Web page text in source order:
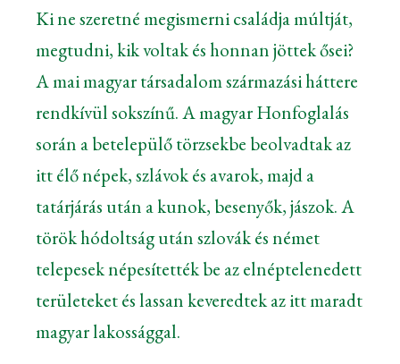
Ki ne szeretné megismerni családja múltját,
megtudni, kik voltak és honnan jöttek ősei?
A mai magyar társadalom származási háttere
rendkívül sokszínű. A magyar Honfoglalás
során a betelepülő törzsekbe beolvadtak az
itt élő népek, szlávok és avarok, majd a
tatárjárás után a kunok, besenyők, jászok. A
török hódoltság után szlovák és német
telepesek népesítették be az elnéptelenedett
területeket és lassan keveredtek az itt maradt
magyar lakossággal.